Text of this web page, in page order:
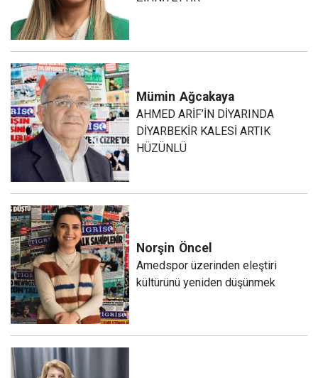
Mümin Ağcakaya
AHMED ARİF’İN DİYARINDA
DİYARBEKİR KALESİ ARTIK
HÜZÜNLÜ
Norşin Öncel
Amedspor üzerinden eleştiri
kültürünü yeniden düşünmek